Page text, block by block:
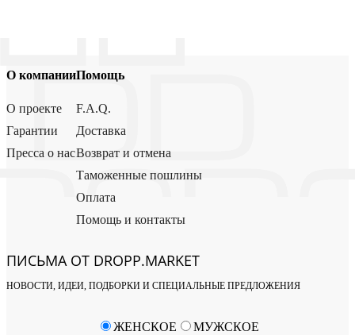
О компании
О проекте
Гарантии
Пресса о нас
Помощь
F.A.Q.
Доставка
Возврат и отмена
Таможенные пошлины
Оплата
Помощь и контакты
ПИСЬМА ОТ DROPP.MARKET
НОВОСТИ, ИДЕИ, ПОДБОРКИ И СПЕЦИАЛЬНЫЕ ПРЕДЛОЖЕНИЯ
ЖЕНСКОЕ МУЖСКОЕ